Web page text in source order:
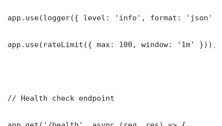
app.use(logger({ level: 'info', format: 'json'
app.use(rateLimit({ max: 100, window: '1m' }));
// Health check endpoint